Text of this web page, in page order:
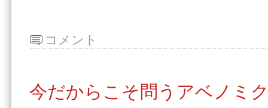
コメント
今だからこそ問うアベノミ